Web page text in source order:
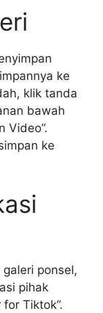
ke
klik tanda
bawah
Video”.
ke
ponsel,
pihak
Tiktok”.